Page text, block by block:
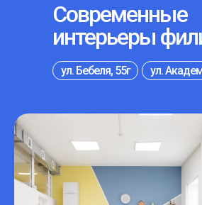
Современные
интерьеры
ул.
ул. Бебеля, 55г